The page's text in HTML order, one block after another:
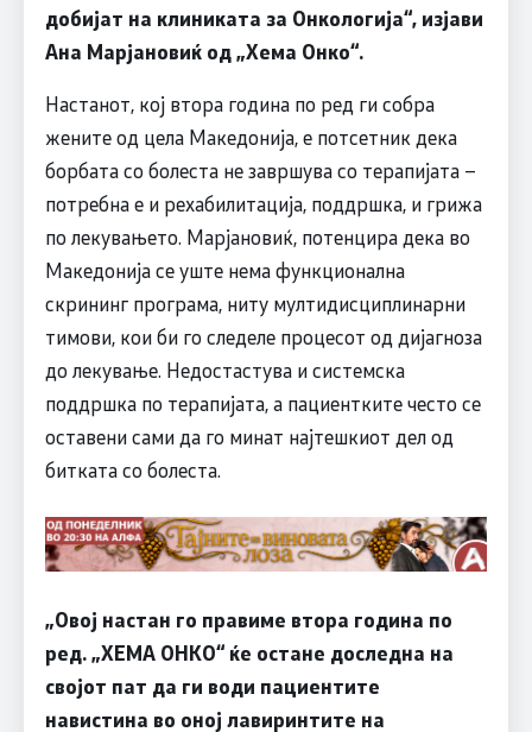
добијат на клиниката за Онкологија“, изјави
Ана Марјановиќ од „Хема Онко“.
Настанот, кој втора година по ред ги собра
жените од цела Македонија, е потсетник дека
борбата со болеста не завршува со терапијата –
потребна е и рехабилитација, поддршка, и грижа
по лекувањето. Марјановиќ, потенцира дека во
Македонија се уште нема функционална
скрининг програма, ниту мултидисциплинарни
тимови, кои би го следеле процесот од дијагноза
до лекување. Недостастува и системска
поддршка по терапијата, а пациентките често се
оставени сами да го минат најтешкиот дел од
битката со болеста.
„Овој настан го правиме втора година по
ред. „ХЕМА ОНКО“ ќе остане доследна на
својот пат да ги води пациентите
навистина во оној лавиринтите на